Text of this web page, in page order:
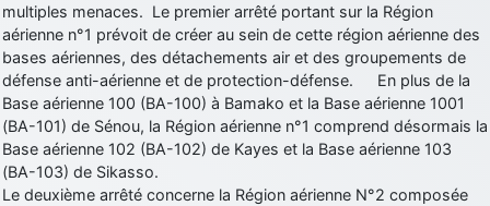
multiples menaces. Le premier arrêté portant sur la Région
aérienne n°1 prévoit de créer au sein de cette région aérienne des
bases aériennes, des détachements air et des groupements de
défense anti-aérienne et de protection-défense. En plus de la
Base aérienne 100 (BA-100) à Bamako et la Base aérienne 1001
(BA-101) de Sénou, la Région aérienne n°1 comprend désormais la
Base aérienne 102 (BA-102) de Kayes et la Base aérienne 103
(BA-103) de Sikasso.
Le deuxième arrêté concerne la Région aérienne N°2 composée